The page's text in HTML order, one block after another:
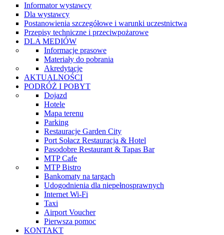
Informator wystawcy
Dla wystawcy
Postanowienia szczegółowe i warunki uczestnictwa
Przepisy techniczne i przeciwpożarowe
DLA MEDIÓW
Informacje prasowe
Materiały do pobrania
Akredytacje
AKTUALNOŚCI
PODRÓŻ I POBYT
Dojazd
Hotele
Mapa terenu
Parking
Restauracje Garden City
Port Sołacz Restauracja & Hotel
Pasodobre Restaurant & Tapas Bar
MTP Cafe
MTP Bistro
Bankomaty na targach
Udogodnienia dla niepełnosprawnych
Internet Wi-Fi
Taxi
Airport Voucher
Pierwsza pomoc
KONTAKT